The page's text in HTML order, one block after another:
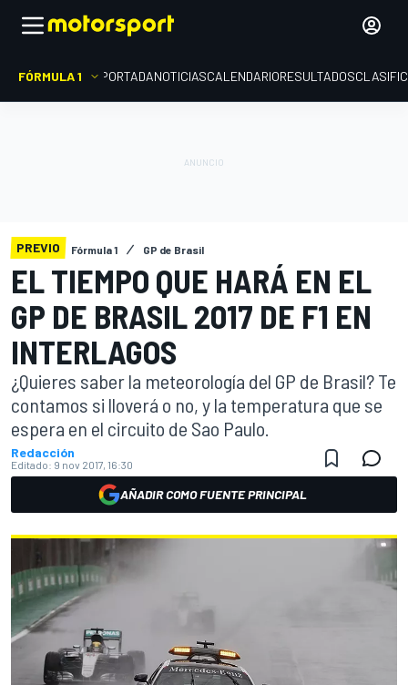
FÓRMULA 1 PORTADANOTICIASCALENDARIORESULTADOS
PREVIO Fórmula 1 GP de Brasil
EL TIEMPO QUE HARÁ EN EL
GP DE BRASIL 2017 DE F1 EN
INTERLAGOS
¿Quieres saber la meteorología del GP de Brasil? Te
contamos si lloverá o no, y la temperatura que se
espera en el circuito de Sao Paulo.
Redacción
Editado: 9 nov 2017, 16:30
AÑADIR COMO FUENTE PRINCIPAL